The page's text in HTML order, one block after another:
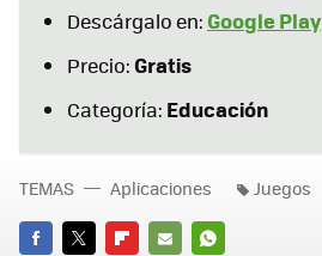
Descárgalo en: Google Play
Precio:Gratis
Categoría: Educación
TEMAS Aplicaciones Juegos